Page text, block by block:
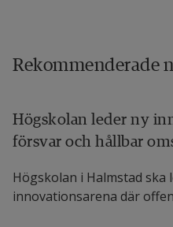
Rekommenderade
Högskolan leder ny
försvar och hållbar
Högskolan i Halmstad ska
innovationsarena där